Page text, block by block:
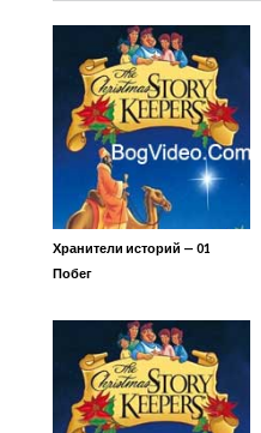
Хранители историй — 01
Побег